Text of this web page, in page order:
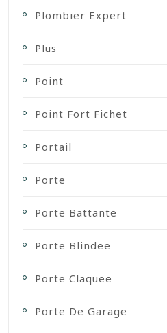
Plombier Expert
Plus
Point
Point Fort Fichet
Portail
Porte
Porte Battante
Porte Blindee
Porte Claquee
Porte De Garage